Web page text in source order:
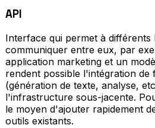
API
Interface qui permet à différents
communiquer entre eux, par
application marketing et un
rendent possible l'intégration de
(génération de texte, analyse,
l'infrastructure sous-jacente.
le moyen d'ajouter rapidement
outils existants.